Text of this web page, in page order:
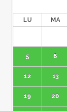
LU
MA
5 6
12 13
19 20